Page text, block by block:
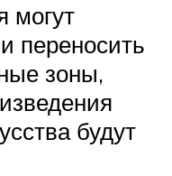
могут
переносить
зоны,
будут